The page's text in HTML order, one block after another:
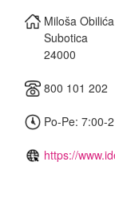
Miloša
Subotica
24000
800 101 202
Po-Pe: 7:00-
https://